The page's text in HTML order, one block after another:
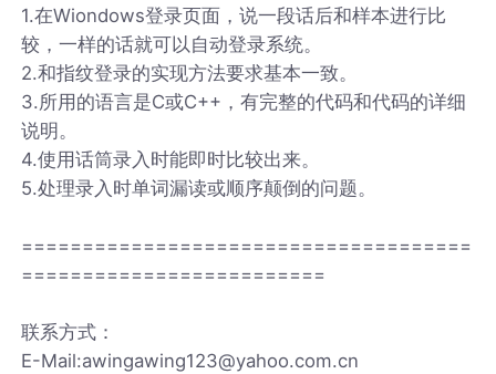
1.在Wiondows登录页面，说一段话后和样本进行比
较，一样的话就可以自动登录系统。
2.和指纹登录的实现方法要求基本一致。
3.所用的语言是C或C++，有完整的代码和代码的详细
说明。
4.使用话筒录入时能即时比较出来。
5.处理录入时单词漏读或顺序颠倒的问题。
=====================================
=========================
联系方式：
E-Mail:awingawing123@yahoo.com.cn